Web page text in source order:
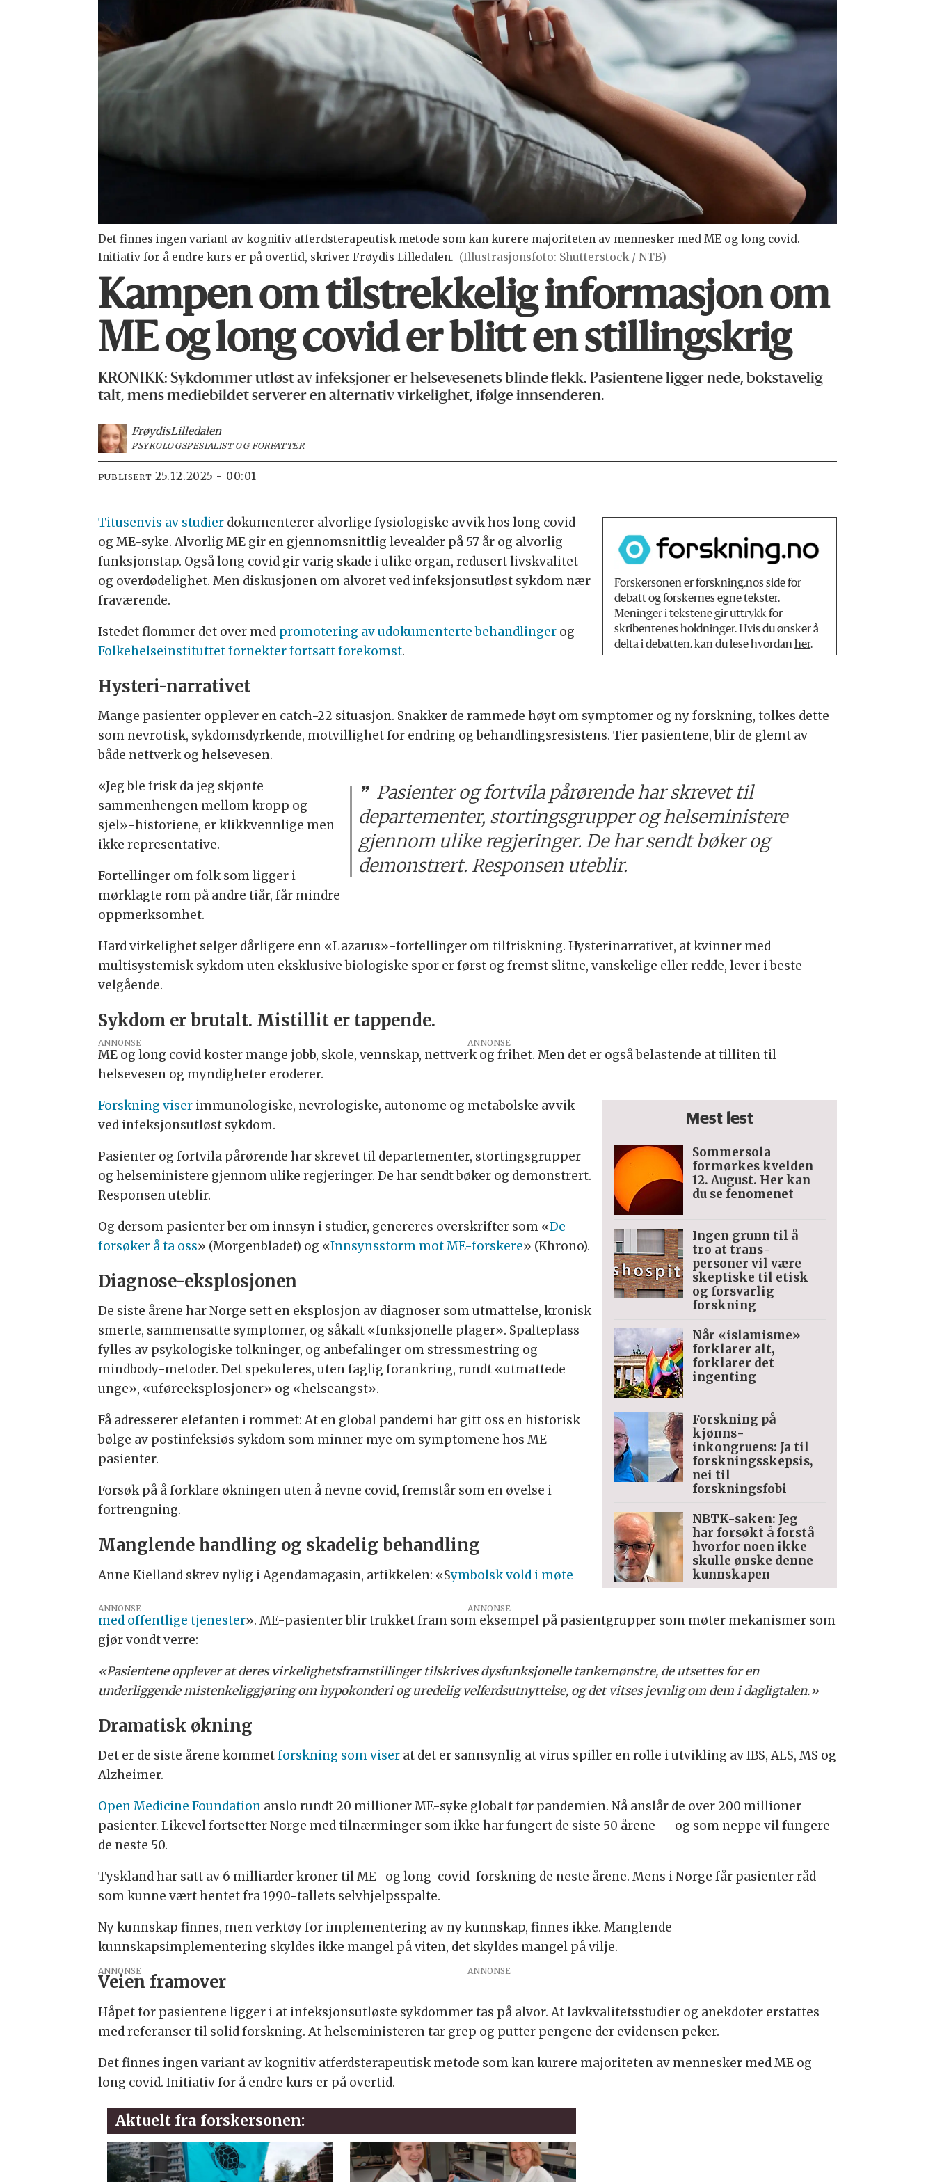
Det finnes ingen variant av kognitiv atferdsterapeutisk metode som kan kurere majoriteten av mennesker med ME og long covid.
Initiativ for å endre kurs er på overtid, skriver Frøydis Lilledalen. (Illustrasjonsfoto: Shutterstock / NTB)
Kampen om tilstrekkelig informasjon om
ME og long covid er blitt en stillingskrig
KRONIKK: Sykdommer utløst av infeksjoner er helsevesenets blinde flekk. Pasientene ligger nede, bokstavelig
talt, mens mediebildet serverer en alternativ virkelighet, ifølge innsenderen.
FrøydisLilledalen
PSYKOLOGSPESIALIST OG FORFATTER
PUBLISERT 25.12.2025 - 00:01
Forskersonen er forskning.nos side for
debatt og forskernes egne tekster.
Meninger i tekstene gir uttrykk for
skribentenes holdninger. Hvis du ønsker å
delta i debatten, kan du lese hvordanher.
Titusenvis av studierdokumenterer alvorlige fysiologiske avvik hos long covid-
og ME-syke. Alvorlig ME gir en gjennomsnittlig levealder på 57 år og alvorlig
funksjonstap. Også long covid gir varig skade i ulike organ, redusert livskvalitet
og overdødelighet. Men diskusjonen om alvoret ved infeksjonsutløst sykdom nær
fraværende.
Istedet flommer det over med promotering av udokumenterte behandlingerog
Folkehelseinstituttet fornekter fortsatt forekomst.
Hysteri-narrativet
Mange pasienter opplever en catch-22 situasjon. Snakker de rammede høyt om symptomer og ny forskning, tolkes dette
som nevrotisk, sykdomsdyrkende, motvillighet for endring og behandlingsresistens. Tier pasientene, blir de glemt av
både nettverk og helsevesen.
Pasienter og fortvila pårørende har skrevet til
departementer, stortingsgrupper og helseministere
gjennom ulike regjeringer. De har sendt bøker og
demonstrert. Responsen uteblir.
«Jeg ble frisk da jeg skjønte
sammenhengen mellom kropp og
sjel»-historiene, er klikkvennlige men
ikke representative.
Fortellinger om folk som ligger i
mørklagte rom på andre tiår, får mindre
oppmerksomhet.
Hard virkelighet selger dårligere enn «Lazarus»-fortellinger om tilfriskning. Hysterinarrativet, at kvinner med
multisystemisk sykdom uten eksklusive biologiske spor er først og fremst slitne, vanskelige eller redde, lever i beste
velgående.
Sykdom er brutalt. Mistillit er tappende.
ANNONSE
ME og long covid koster mange jobb, skole, vennskap, nettverk og frihet. Men det er også belastende at tilliten til
helsevesen og myndigheter eroderer.
Mest lest
Sommersola
formørkes kvelden
12. August. Her kan
du se fenomenet
Ingen grunn til å
tro at trans­
personer vil være
skeptiske til etisk
og forsvarlig
forskning
Når «islamisme»
forklarer alt,
forklarer det
ingenting
Forskning på
kjønns­
inkongruens: Ja til
forskningsskepsis,
nei til
forskningsfobi
NBTK-saken: Jeg
har forsøkt å forstå
hvorfor noen ikke
skulle ønske denne
kunnskapen
Forskning viserimmunologiske, nevrologiske, autonome og metabolske avvik
ved infeksjonsutløst sykdom.
Pasienter og fortvila pårørende har skrevet til departementer, stortingsgrupper
og helseministere gjennom ulike regjeringer. De har sendt bøker og demonstrert.
Responsen uteblir.
Og dersom pasienter ber om innsyn i studier, genereres overskrifter som «De
forsøker å ta oss» (Morgenbladet) og «Innsynsstorm mot ME-forskere» (Khrono).
Diagnose-eksplosjonen
De siste årene har Norge sett en eksplosjon av diagnoser som utmattelse, kronisk
smerte, sammensatte symptomer, og såkalt «funksjonelle plager». Spalteplass
fylles av psykologiske tolkninger, og anbefalinger om stressmestring og
mindbody-metoder. Det spekuleres, uten faglig forankring, rundt «utmattede
unge», «uføreeksplosjoner» og «helseangst».
Få adresserer elefanten i rommet: At en global pandemi har gitt oss en historisk
bølge av postinfeksiøs sykdom som minner mye om symptomene hos ME-
pasienter.
Forsøk på å forklare økningen uten å nevne covid, fremstår som en øvelse i
fortrengning.
ANNONSE
Manglende handling og skadelig behandling
Anne Kielland skrev nylig i Agendamagasin, artikkelen: «Symbolsk vold i møte
med offentlige tjenester». ME-pasienter blir trukket fram som eksempel på pasientgrupper som møter mekanismer som
gjør vondt verre:
«Pasientene opplever at deres virkelighetsframstillinger tilskrives dysfunksjonelle tankemønstre, de utsettes for en
underliggende mistenkeliggjøring om hypokonderi og uredelig velferdsutnyttelse, og det vitses jevnlig om dem i dagligtalen.»
Dramatisk økning
Det er de siste årene kommetforskning som viserat det er sannsynlig at virus spiller en rolle i utvikling av IBS, ALS, MS og
Alzheimer.
Open Medicine Foundationanslo rundt 20 millioner ME-syke globalt før pandemien. Nå anslår de over 200 millioner
pasienter. Likevel fortsetter Norge med tilnærminger som ikke har fungert de siste 50 årene — og som neppe vil fungere
de neste 50.
Tyskland har satt av 6 milliarder kroner til ME- og long-covid-forskning de neste årene. Mens i Norge får pasienter råd
som kunne vært hentet fra 1990-tallets selvhjelpsspalte.
Ny kunnskap finnes, men verktøy for implementering av ny kunnskap, finnes ikke. Manglende
kunnskapsimplementering skyldes ikke mangel på viten, det skyldes mangel på vilje.
ANNONSE
Veien framover
Håpet for pasientene ligger i at infeksjonsutløste sykdommer tas på alvor. At lavkvalitetsstudier og anekdoter erstattes
med referanser til solid forskning. At helseministeren tar grep og putter pengene der evidensen peker.
Det finnes ingen variant av kognitiv atferdsterapeutisk metode som kan kurere majoriteten av mennesker med ME og
long covid. Initiativ for å endre kurs er på overtid.
Aktuelt fra forskersonen: